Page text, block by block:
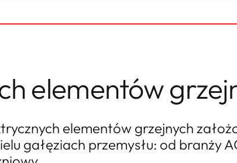
elementów
elementów grzejnych
gałęziach przemysłu: od branży